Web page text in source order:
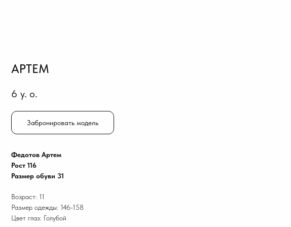
АРТЕМ
6 y. o.
Забронировать модель
Федотов Артем
Рост 116
Размер обуви 31
Возраст: 11
Размер одежды: 146-158
Цвет глаз: Голубой